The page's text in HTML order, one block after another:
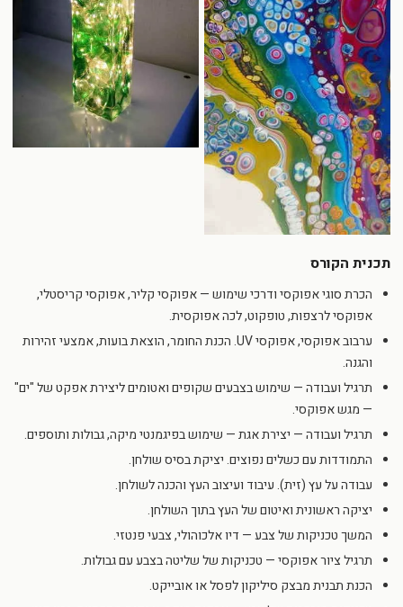
תכנית הקורס
הכרת סוגי אפוקסי ודרכי שימוש — אפוקסי קליר, אפוקסי קריסטלי,
אפוקסי לרצפות, טופקוט, לכה אפוקסית.
ערבוב אפוקסי, אפוקסי UV. הכנת החומר, הוצאת בועות, אמצעי זהירות
והגנה.
תרגיל ועבודה — שימוש בצבעים שקופים ואטומים ליצירת אפקט של "ים"
— מגש אפוקסי.
תרגיל ועבודה — יצירת אגת — שימוש בפיגמנטי מיקה, גבולות ותוספים.
התמודדות עם כשלים נפוצים. יציקת בסיס שולחן.
עבודה על עץ (זית). עיבוד ועיצוב העץ והכנה לשולחן.
יציקה ראשונית ואיטום של העץ בתוך השולחן.
המשך טכניקות של צבע — דיו אלכוהולי, צבעי פנטזי.
תרגיל ציור אפוקסי — טכניקות של שליטה בצבע עם גבולות.
הכנת תבנית מבצק סיליקון לפסל או אובייקט.